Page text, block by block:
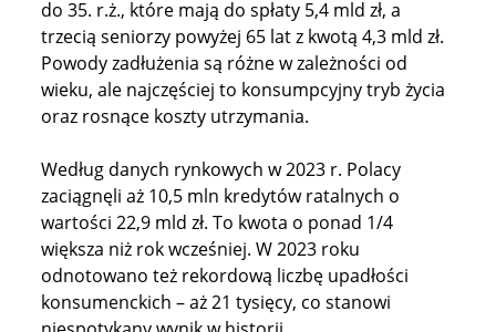
do 35. r.ż., które mają do spłaty 5,4 mld zł, a
trzecią seniorzy powyżej 65 lat z kwotą 4,3 mld zł.
Powody zadłużenia są różne w zależności od
wieku, ale najczęściej to konsumpcyjny tryb życia
oraz rosnące koszty utrzymania.
Według danych rynkowych w 2023 r. Polacy
zaciągnęli aż 10,5 mln kredytów ratalnych o
wartości 22,9 mld zł. To kwota o ponad 1/4
większa niż rok wcześniej. W 2023 roku
odnotowano też rekordową liczbę upadłości
konsumenckich – aż 21 tysięcy, co stanowi